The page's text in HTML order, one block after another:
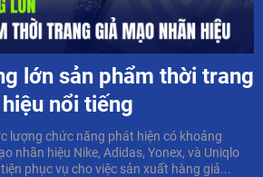
lớn sản phẩm thời trang
nổi tiếng
lượng chức năng phát hiện có khoảng
nhãn hiệu Nike, Adidas, Yonex, và Uniqlo
phục vụ cho việc sản xuất hàng giả...